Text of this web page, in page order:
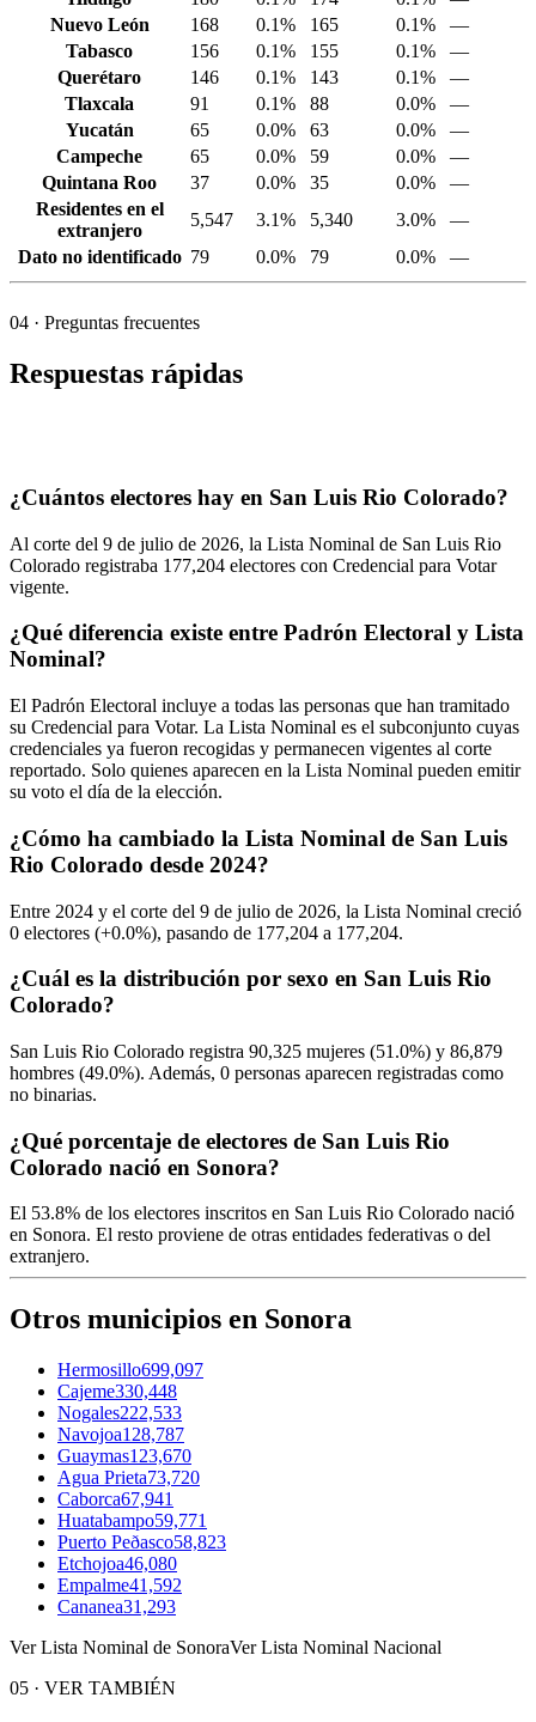
Nuevo León
168 0.1% 165 0.1%
—
Tabasco
156 0.1% 155 0.1%
—
Querétaro
146 0.1% 143 0.1%
—
Tlaxcala
91 0.1% 88 0.0%
—
Yucatán
65 0.0% 63 0.0%
—
Campeche
65 0.0% 59 0.0%
—
Quintana Roo
37 0.0% 35 0.0%
—
Residentes en el
extranjero
5,547 3.1% 5,340 3.0%
—
Dato no identificado 79 0.0% 79 0.0% —
04 · Preguntas frecuentes
Respuestas rápidas
¿Cuántos electores hay en San Luis Rio Colorado?
Al corte del 9 de julio de 2026, la Lista Nominal de San Luis Rio
Colorado registraba 177,204 electores con Credencial para Votar
vigente.
¿Qué diferencia existe entre Padrón Electoral y Lista
Nominal?
El Padrón Electoral incluye a todas las personas que han tramitado
su Credencial para Votar. La Lista Nominal es el subconjunto cuyas
credenciales ya fueron recogidas y permanecen vigentes al corte
reportado. Solo quienes aparecen en la Lista Nominal pueden emitir
su voto el día de la elección.
¿Cómo ha cambiado la Lista Nominal de San Luis
Rio Colorado desde 2024?
Entre 2024 y el corte del 9 de julio de 2026, la Lista Nominal creció
0 electores (+0.0%), pasando de 177,204 a 177,204.
¿Cuál es la distribución por sexo en San Luis Rio
Colorado?
San Luis Rio Colorado registra 90,325 mujeres (51.0%) y 86,879
hombres (49.0%). Además, 0 personas aparecen registradas como
no binarias.
¿Qué porcentaje de electores de San Luis Rio
Colorado nació en Sonora?
El 53.8% de los electores inscritos en San Luis Rio Colorado nació
en Sonora. El resto proviene de otras entidades federativas o del
extranjero.
Otros municipios en Sonora
Hermosillo699,097
Cajeme330,448
Nogales222,533
Navojoa128,787
Guaymas123,670
Agua Prieta73,720
Caborca67,941
Huatabampo59,771
Puerto Peðasco58,823
Etchojoa46,080
Empalme41,592
Cananea31,293
Ver Lista Nominal de SonoraVer Lista Nominal Nacional
05 · VER TAMBIÉN